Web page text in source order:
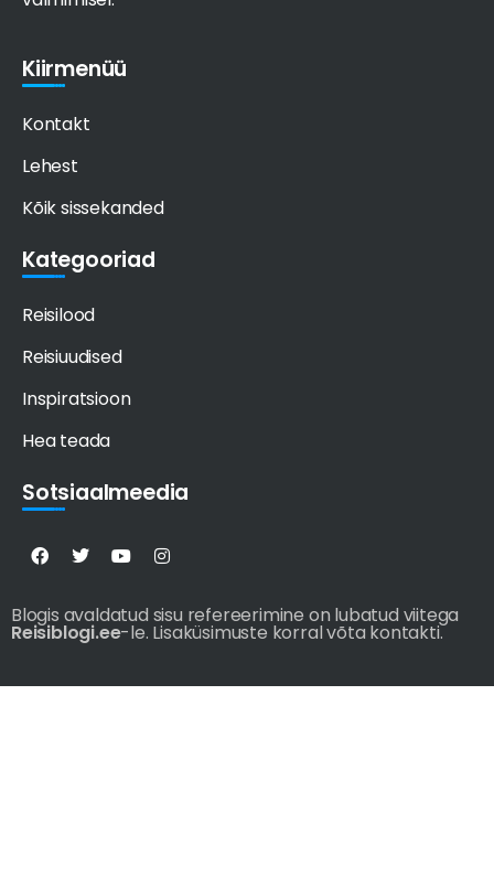
Kiirmenüü
Kontakt
Lehest
Kõik sissekanded
Kategooriad
Reisilood
Reisiuudised
Inspiratsioon
Hea teada
Sotsiaalmeedia
Blogis avaldatud sisu refereerimine on lubatud viitega
Reisiblogi.ee-le. Lisaküsimuste korral võta kontakti.